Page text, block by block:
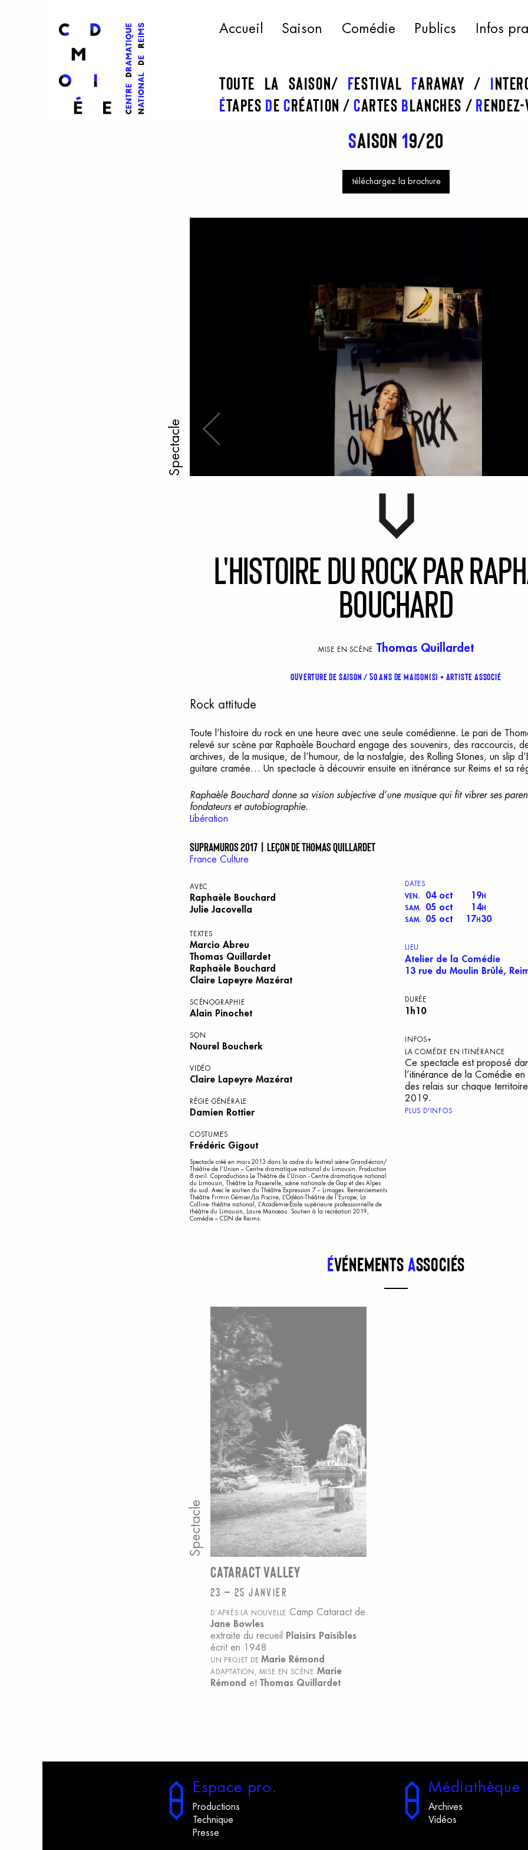
ogo Accueil Saison Comédie Publics Infos
Toute la saison festival faraway I
Étapes decréation Cartes blanches R
Saison 19/20
téléchargez la brochure
Spectacle
L'HistoiredurockparR
Bouchard
MISE EN SCÈNE Thomas Quillardet
Ouverture de saison / 50 ans de maison(s) Artiste associé
Rock attitude
Toute l’histoire du rock en une heure avec une seule comédienne. Le pari de
relevé sur scène par Raphaèle Bouchard engage des souvenirs, des raccourcis,
archives, de la musique, de l’humour, de la nostalgie, des Rolling Stones, un slip
guitare cramée… Un spectacle à découvrir ensuite en itinérance sur Reims et sa
Raphaèle Bouchard donne sa vision subjective d’une musique qui fit vibrer ses
fondateurs et autobiographie.
Libération
SUPRAMUROS 2017 | Leçon de Thomas Quillardet
France Culture
AVEC
Raphaèle Bouchard
Julie Jacovella
TEXTES
Marcio Abreu
Thomas Quillardet
Raphaèle Bouchard
Claire Lapeyre Mazérat
SCÉNOGRAPHIE
Alain Pinochet
SON
Nourel Boucherk
VIDÉO
Claire Lapeyre Mazérat
RÉGIE GÉNÉRALE
Damien Rottier
COSTUMES
Frédéric Gigout
Spectacle créé en mars 2013 dans la cadre du festival scène Grand-écran/
Théâtre de l’Union – Centre dramatique national du Limousin. Production
8 avril. Coproductions Le Théâtre de L’Union - Centre dramatique national
du Limousin, Théâtre La Passerelle, scène nationale de Gap et des Alpes
du sud. Avec le soutien du Théâtre Expression 7 – Limoges. Remerciements
Théâtre Firmin Gémier/La Piscine, L’Odéon-Théâtre de l’Europe, La
Colline- théâtre national, L’Académie-École supérieure professionnelle de
théâtre du Limousin, Laure Manceau. Soutien à la recréation 2019,
Comédie – CDN de Reims.
DATES
VEN.
04 oct 19H
SAM.
05 oct 14H
SAM.
05 oct 17H 30
LIEU
Atelier de la Comédie
13 rue du Moulin Brûlé,
DURÉE
1h10
INFOS+
LA COMÉDIE EN ITINÉRANCE
Ce spectacle est proposé
l’itinérance de la Comédie
des relais sur chaque
2019.
PLUS D'INFOS
Événementsassociés
Spectacle
CATARACT VALLEY
23 – 25 janvier
D’APRÈS LA NOUVELLE Camp Cataract de
Jane Bowles
extraite du recueil
Plaisirs Paisibles
écrit en 1948
UN PROJET DEMarie Rémond
ADAPTATION, MISE EN SCÈNE Marie
Rémond et Thomas Quillardet
Espace pro.
Productions
Technique
Presse
Médiathèque
Archives
Vidéos